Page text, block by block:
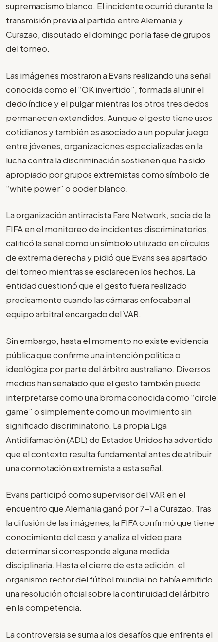
supremacismo blanco. El incidente ocurrió durante la
transmisión previa al partido entre Alemania y
Curazao, disputado el domingo por la fase de grupos
del torneo.
Las imágenes mostraron a Evans realizando una señal
conocida como el “OK invertido”, formada al unir el
dedo índice y el pulgar mientras los otros tres dedos
permanecen extendidos. Aunque el gesto tiene usos
cotidianos y también es asociado a un popular juego
entre jóvenes, organizaciones especializadas en la
lucha contra la discriminación sostienen que ha sido
apropiado por grupos extremistas como símbolo de
“white power” o poder blanco.
La organización antirracista Fare Network, socia de la
FIFA en el monitoreo de incidentes discriminatorios,
calificó la señal como un símbolo utilizado en círculos
de extrema derecha y pidió que Evans sea apartado
del torneo mientras se esclarecen los hechos. La
entidad cuestionó que el gesto fuera realizado
precisamente cuando las cámaras enfocaban al
equipo arbitral encargado del VAR.
Sin embargo, hasta el momento no existe evidencia
pública que confirme una intención política o
ideológica por parte del árbitro australiano. Diversos
medios han señalado que el gesto también puede
interpretarse como una broma conocida como “circle
game” o simplemente como un movimiento sin
significado discriminatorio. La propia Liga
Antidifamación (ADL) de Estados Unidos ha advertido
que el contexto resulta fundamental antes de atribuir
una connotación extremista a esta señal.
Evans participó como supervisor del VAR en el
encuentro que Alemania ganó por 7-1 a Curazao. Tras
la difusión de las imágenes, la FIFA confirmó que tiene
conocimiento del caso y analiza el video para
determinar si corresponde alguna medida
disciplinaria. Hasta el cierre de esta edición, el
organismo rector del fútbol mundial no había emitido
una resolución oficial sobre la continuidad del árbitro
en la competencia.
La controversia se suma a los desafíos que enfrenta el